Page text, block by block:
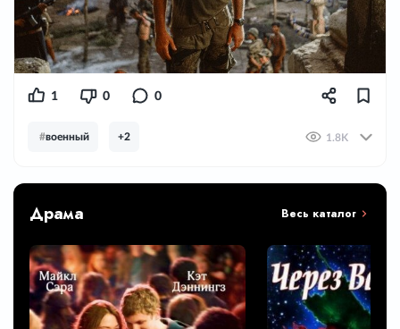
1 0 0
#военный +2 1.8K
Драма Весь каталог